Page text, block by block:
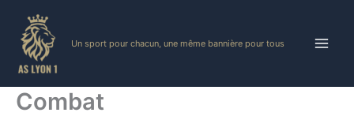
content
Un sport pour chacun, une même bannière pour tous
Combat